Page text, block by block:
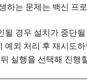
하는 문제는 백신 프
될 경우 설치가 중단
예외 처리 후 재시도
실행을 선택해 진행